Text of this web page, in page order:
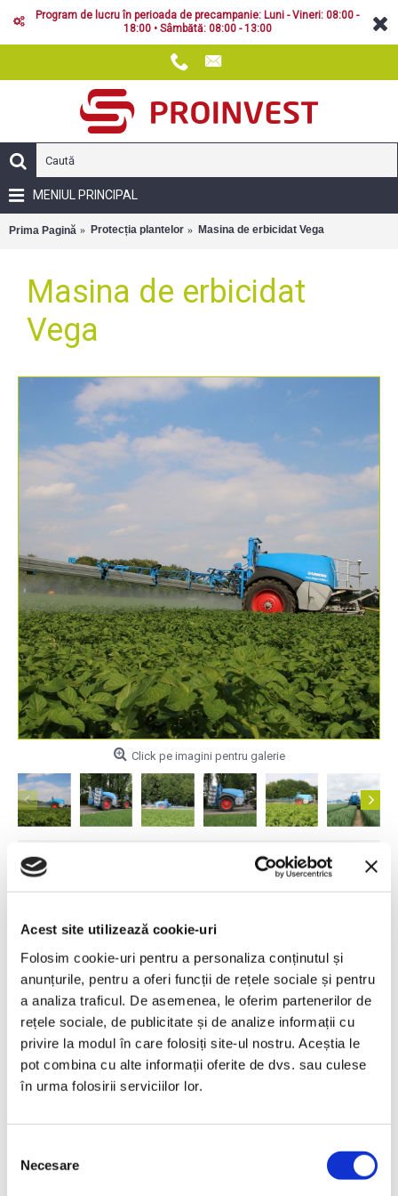
Acest site utilizează cookie-uri
Folosim cookie-uri pentru a personaliza conținutul și
anunțurile, pentru a oferi funcții de rețele sociale și pentru
a analiza traficul. De asemenea, le oferim partenerilor de
rețele sociale, de publicitate și de analize informații cu
privire la modul în care folosiți site-ul nostru. Aceștia le
pot combina cu alte informații oferite de dvs. sau culese
în urma folosirii serviciilor lor.
consimțământului
Necesare
Program de lucru în perioada de precampanie: Luni - Vineri: 08:00 -
18:00 • Sâmbătă: 08:00 - 13:00
MENIUL PRINCIPAL
Prima Pagină Protecția plantelor Masina de erbicidat Vega
Masina de erbicidat
Vega
Click pe imagini pentru galerie
Contacteaza-ne pentru oferta!
Florin ANDREICA
Teleorman, Argeș
florin.andreica@proinvest1.ro
Adrian DANILA
Area Sales Manager
Ilfov, Giurgiu, Prahova, Dâmbovița
0745 073 799
Vlad ATANASESCU